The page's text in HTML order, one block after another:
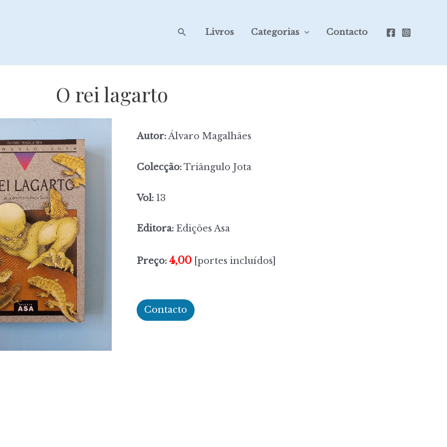
SearchLivros Categorias Contacto
O rei lagarto
Autor:Álvaro Magalhães
Colecção:Triângulo Jota
Vol: 13
Editora: Edições Asa
Preço: 4,00 [portes incluídos]
Contacto